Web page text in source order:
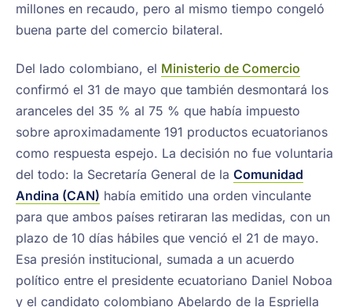
millones en recaudo, pero al mismo tiempo congeló
buena parte del comercio bilateral.
Del lado colombiano, el Ministerio de Comercio
confirmó el 31 de mayo que también desmontará los
aranceles del 35 % al 75 % que había impuesto
sobre aproximadamente 191 productos ecuatorianos
como respuesta espejo. La decisión no fue voluntaria
del todo: la Secretaría General de la Comunidad
Andina (CAN) había emitido una orden vinculante
para que ambos países retiraran las medidas, con un
plazo de 10 días hábiles que venció el 21 de mayo.
Esa presión institucional, sumada a un acuerdo
político entre el presidente ecuatoriano Daniel Noboa
y el candidato colombiano Abelardo de la Espriella